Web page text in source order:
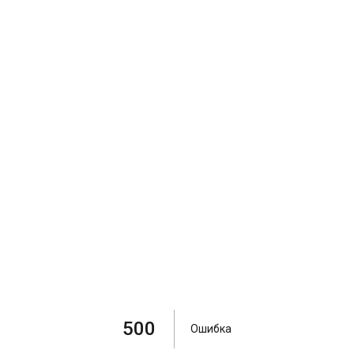
500 Ошибка